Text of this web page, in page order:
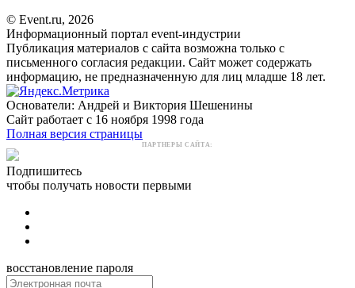
© Event.ru, 2026
Информационный портал event-индустрии
Публикация материалов с сайта возможна только с
письменного согласия редакции. Сайт может содержать
информацию, не предназначенную для лиц младше 18 лет.
Основатели: Андрей и Виктория Шешенины
Сайт работает с 16 ноября 1998 года
Полная версия страницы
ПАРТНЕРЫ САЙТА:
Подпишитесь
чтобы получать новости первыми
восстановление пароля